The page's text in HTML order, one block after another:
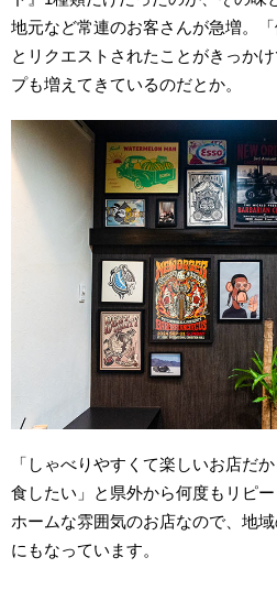
地元など常連のお客さんが急増。
とリクエストされたことがきっか
プも増えてきているのだとか。
「しゃべりやすくて楽しいお店だ
食したい」と県外から何度もリピ
ホームな雰囲気のお店なので、地
にもなっています。